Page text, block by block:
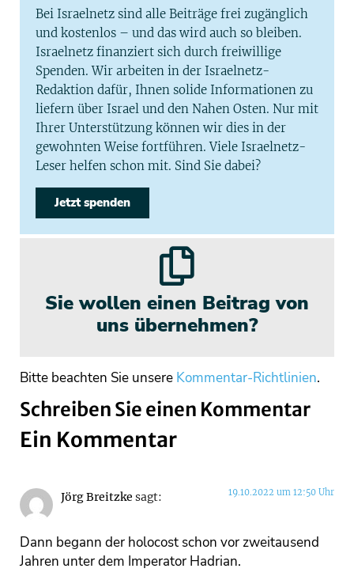
Bei Israelnetz sind alle Beiträge frei zugänglich
und kostenlos – und das wird auch so bleiben.
Israelnetz finanziert sich durch freiwillige
Spenden. Wir arbeiten in der Israelnetz-
Redaktion dafür, Ihnen solide Informationen zu
liefern über Israel und den Nahen Osten. Nur mit
Ihrer Unterstützung können wir dies in der
gewohnten Weise fortführen. Viele Israelnetz-
Leser helfen schon mit. Sind Sie dabei?
Jetzt spenden
Sie wollen einen Beitrag von
uns übernehmen?
Bitte beachten Sie unsere Kommentar-Richtlinien.
Schreiben Sie einen Kommentar
Ein Kommentar
Jörg Breitzke sagt: 19.10.2022 um 12:50 Uhr
Dann begann der holocost schon vor zweitausend
Jahren unter dem Imperator Hadrian.